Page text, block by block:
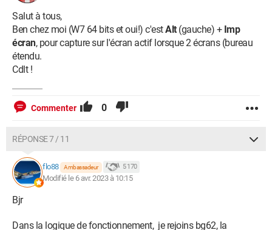
Salut à tous,
Ben chez moi (W7 64 bits et oui!) c'estAlt(gauche) + Imp
écran, pour capture sur l'écran actif lorsque 2 écrans (bureau
étendu.
Cdlt !
Commenter 0
RÉPONSE 7 / 11
flo88 Ambassadeur 5 170
Modifié le 6 avr. 2023 à 10:15
Bjr
Dans la logique de fonctionnement, je rejoins bg62, la